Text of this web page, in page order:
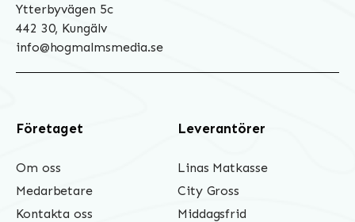
Ytterbyvägen 5c
442 30, Kungälv
info@hogmalmsmedia.se
Företaget
Om oss
Medarbetare
Kontakta oss
Leverantörer
Linas Matkasse
City Gross
Middagsfrid